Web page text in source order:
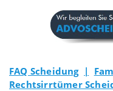
FAQ Scheidung |
Rechtsirrtümer